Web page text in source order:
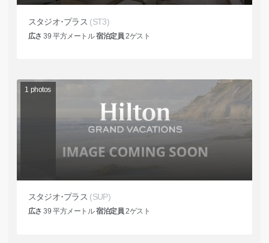
スタジオ･プラス (ST3)
広さ 39 平方メートル宿泊定員 2ゲスト
1 photos
スタジオ･プラス (SUP)
広さ 39 平方メートル宿泊定員 2ゲスト